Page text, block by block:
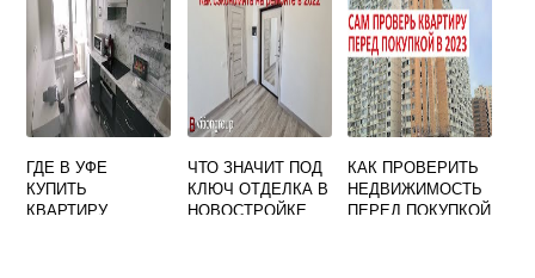
ГДЕ В УФЕ
КУПИТЬ
КВАРТИРУ
ЧТО ЗНАЧИТ ПОД
КЛЮЧ ОТДЕЛКА В
НОВОСТРОЙКЕ
КАК ПРОВЕРИТЬ
НЕДВИЖИМОСТЬ
ПЕРЕД ПОКУПКОЙ